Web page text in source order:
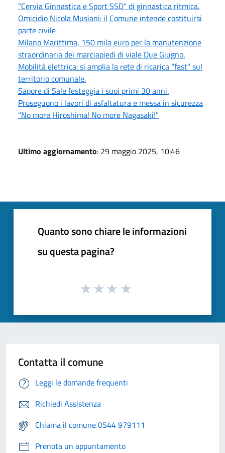
“Cervia Ginnastica e Sport SSD” di ginnastica ritmica.
Omicidio Nicola Musiani: il Comune intende costituirsi
parte civile
Milano Marittima, 150 mila euro per la manutenzione
straordinaria dei marciapiedi di viale Due Giugno.
Mobilità elettrica: si amplia la rete di ricarica “fast” sul
territorio comunale.
Sapore di Sale festeggia i suoi primi 30 anni.
Proseguono i lavori di asfaltatura e messa in sicurezza
"No more Hiroshima! No more Nagasaki!"
Ultimo aggiornamento: 29 maggio 2025, 10:46
Quanto sono chiare le informazioni
su questa pagina?
Contatta il comune
Leggi le domande frequenti
Richiedi Assistenza
Chiama il comune 0544 979111
Prenota un appuntamento